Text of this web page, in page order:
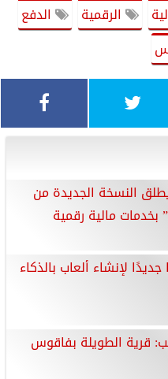
الرقمية
الدفع
النسخة الجديدة من
تطبيق ”Easy Pay” بخدمات مالية رقمية
لإنشاء ألعاب بالذكاء
قرية الطويلة بفاقوس